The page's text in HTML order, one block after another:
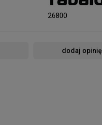
26800
dodaj opinię